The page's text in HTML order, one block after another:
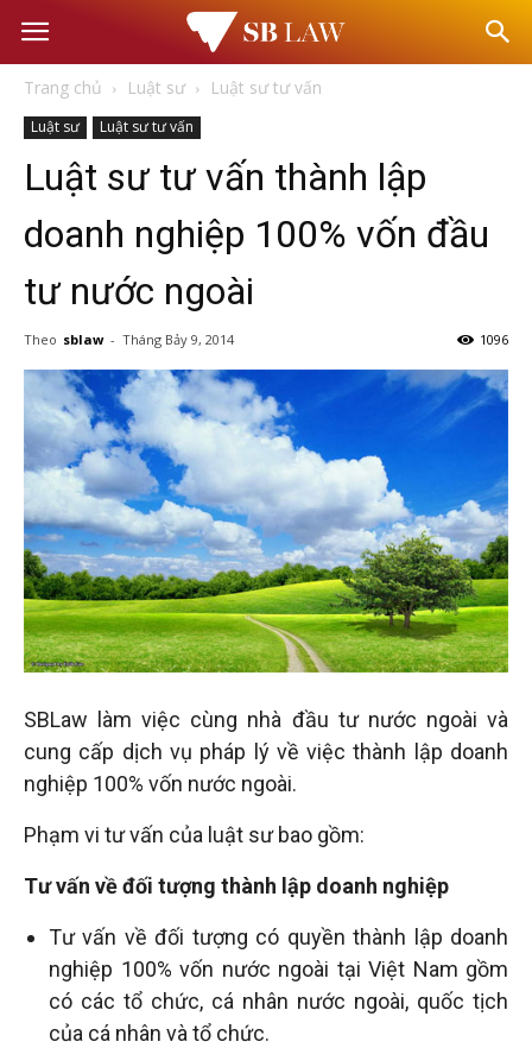
Văn
vấn
đầu
Đại
Trang chủ Luật sư Luật sư tư vấn
Luật sư Luật sư tư vấn
Luật sư tư vấn thành lập
doanh nghiệp 100% vốn đầu
tư nước ngoài
Theo sblaw - Tháng Bảy 9, 2014 1096
SBLaw làm việc cùng nhà đầu tư nước ngoài và
cung cấp dịch vụ pháp lý về việc thành lập doanh
nghiệp 100% vốn nước ngoài.
Phạm vi tư vấn của luật sư bao gồm:
Tư vấn về đối tượng thành lập doanh nghiệp
Tư vấn về đối tượng có quyền thành lập doanh
nghiệp 100% vốn nước ngoài tại Việt Nam gồm
có các tổ chức, cá nhân nước ngoài, quốc tịch
của cá nhân và tổ chức.